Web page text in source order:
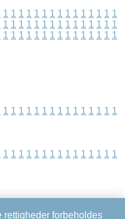
1 1 1 1 1 1 1 1 1 1 1 1 1 1 1
1 1 1 1 1 1 1 1 1 1 1 1 1 1 1
1 1 1 1 1 1 1 1 1 1 1 1 1 1 1
1 1 1 1 1 1 1 1 1 1 1 1 1 1 1
1 1 1 1 1 1 1 1 1 1 1 1 1 1 1
rettigheder forbeholdes